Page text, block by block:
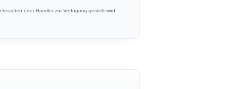
oder Händler zur Verfügung gestellt wird.